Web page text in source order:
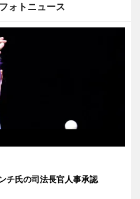
ォトニュース
チ氏の司法長官人事承認